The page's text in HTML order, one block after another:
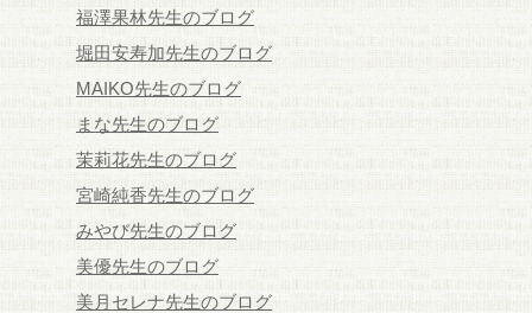
福澤果林先生のブログ
堀田安寿加先生のブログ
MAIKO先生のブログ
まな先生のブログ
茉莉花先生のブログ
宮崎純香先生のブログ
みやび先生のブログ
美優先生のブログ
美月セレナ先生のブログ